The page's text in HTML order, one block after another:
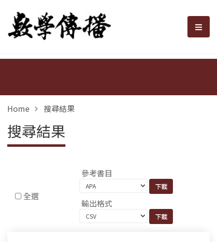
數學傳播 選
Home 搜尋結果
搜尋結果
全選
參考書目
輸出格式